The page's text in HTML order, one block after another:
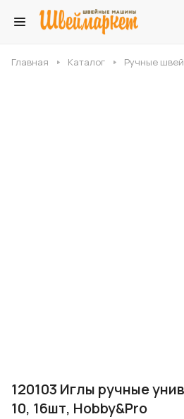
Главная Каталог Ручные
120103 Иглы ручные
10, 16шт, Hobby&Pro